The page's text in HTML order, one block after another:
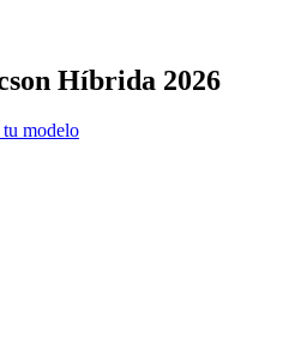
Híbrida 2026
modelo